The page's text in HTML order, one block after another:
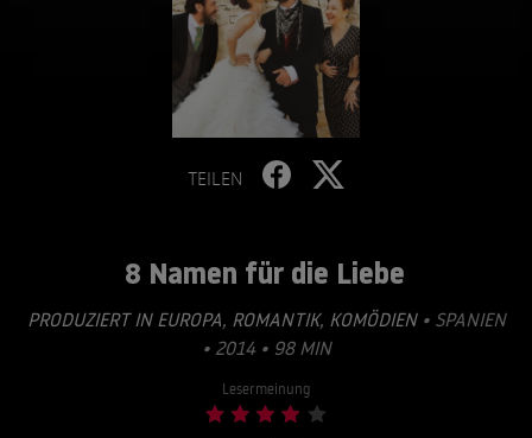
TEILEN
8 Namen für die Liebe
PRODUZIERT IN EUROPA, ROMANTIK, KOMÖDIEN• SPANIEN
• 2014 • 98 MIN
Lesermeinung